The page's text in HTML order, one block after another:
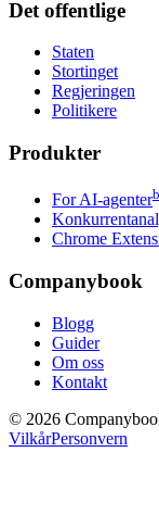
Det offentlige
Staten
Stortinget
Regjeringen
Politikere
Produkter
For AI-agenter
Chrome
Companybook
Blogg
Guider
Om oss
Kontakt
© 2026
VilkårPersonvern